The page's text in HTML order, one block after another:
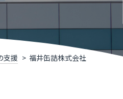
支援 福井缶詰株式会社